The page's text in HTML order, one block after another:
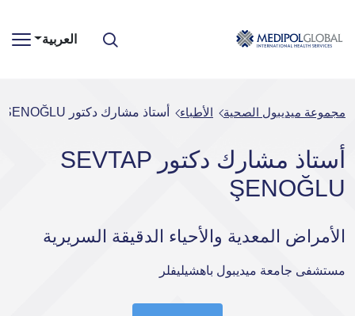
العربية
مجموعة ميديبول الصحية الأطباء أستاذ مشارك دكتور SEVTAP ŞENOĞLU
أستاذ مشارك دكتور SEVTAP
ŞENOĞLU
الأمراض المعدية والأحياء الدقيقة السريرية
مستشفى جامعة ميديبول باهشيليفلر